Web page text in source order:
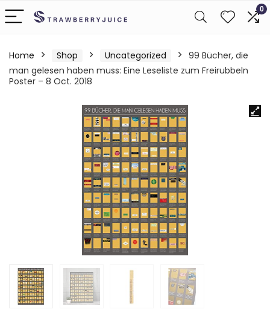
0
Home Shop Uncategorized
99 Bücher, die
man gelesen haben muss: Eine Leseliste zum Freirubbeln
Poster – 8 Oct. 2018